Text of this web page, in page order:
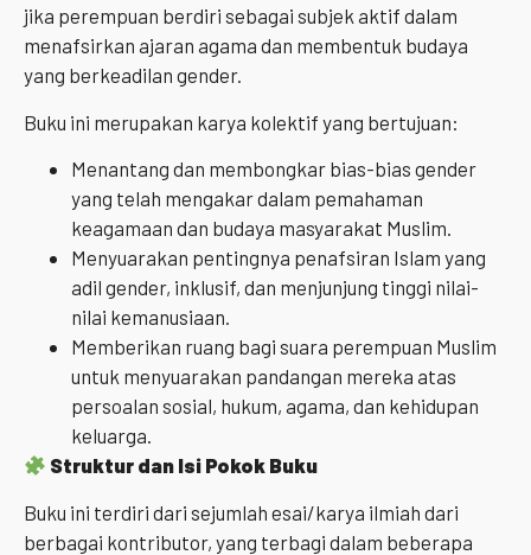
jika perempuan berdiri sebagai subjek aktif dalam
menafsirkan ajaran agama dan membentuk budaya
yang berkeadilan gender.
Buku ini merupakan karya kolektif yang bertujuan:
Menantang dan membongkar bias-bias gender
yang telah mengakar dalam pemahaman
keagamaan dan budaya masyarakat Muslim.
Menyuarakan pentingnya penafsiran Islam yang
adil gender, inklusif, dan menjunjung tinggi nilai-
nilai kemanusiaan.
Memberikan ruang bagi suara perempuan Muslim
untuk menyuarakan pandangan mereka atas
persoalan sosial, hukum, agama, dan kehidupan
keluarga.
Struktur dan Isi Pokok Buku
Buku ini terdiri dari sejumlah esai/karya ilmiah dari
berbagai kontributor, yang terbagi dalam beberapa